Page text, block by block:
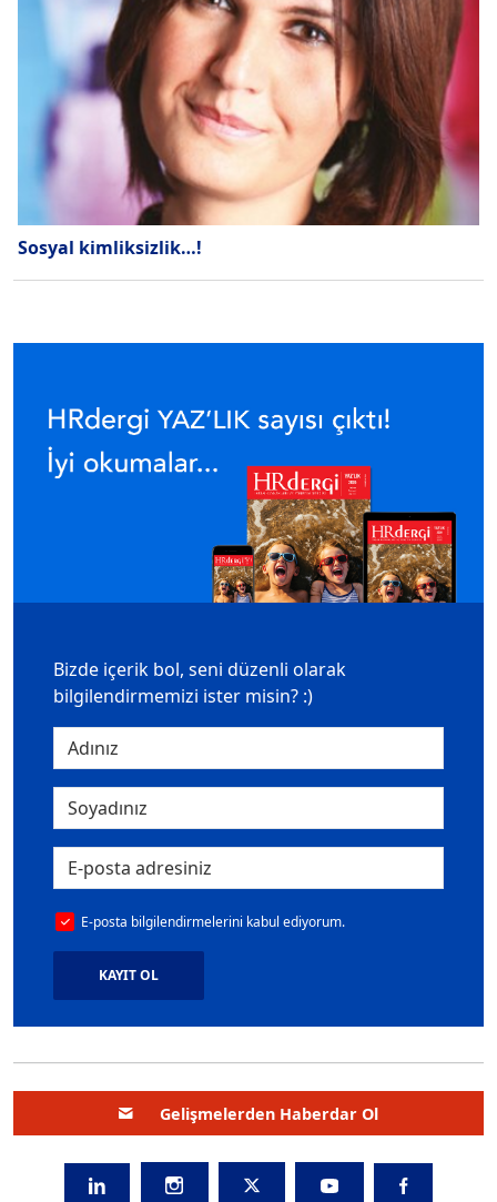
Sosyal kimliksizlik…!
Bizde içerik bol, seni düzenli olarak
bilgilendirmemizi ister misin? :)
E-posta bilgilendirmelerini kabul ediyorum.
KAYIT OL
Gelişmelerden Haberdar Ol